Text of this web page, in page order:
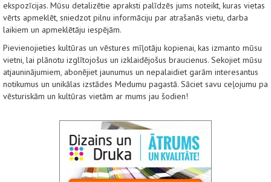
ekspozīcijas. Mūsu detalizētie apraksti palīdzēs jums noteikt, kuras vietas
vērts apmeklēt, sniedzot pilnu informāciju par atrašanās vietu, darba
laikiem un apmeklētāju iespējām.
Pievienojieties kultūras un vēstures mīļotāju kopienai, kas izmanto mūsu
vietni, lai plānotu izglītojošus un izklaidējošus braucienus. Sekojiet mūsu
atjauninājumiem, abonējiet jaunumus un nepalaidiet garām interesantus
notikumus un unikālas izstādes Medumu pagastā. Sāciet savu ceļojumu pa
vēsturiskām un kultūras vietām ar mums jau šodien!